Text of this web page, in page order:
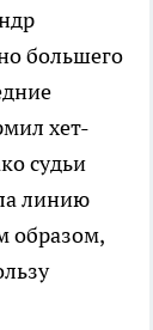
большего
хет-
судьи
линию
образом,